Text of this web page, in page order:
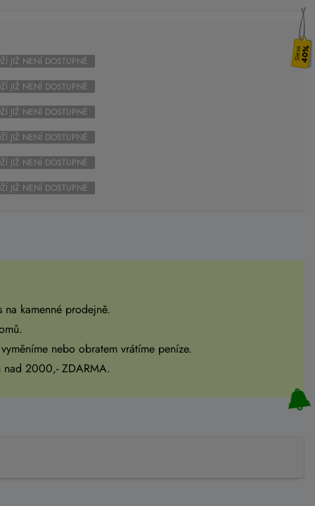
40%
JIŽ NENÍ DOSTUPNÉ
JIŽ NENÍ DOSTUPNÉ
JIŽ NENÍ DOSTUPNÉ
JIŽ NENÍ DOSTUPNÉ
JIŽ NENÍ DOSTUPNÉ
JIŽ NENÍ DOSTUPNÉ
na kamenné prodejně.
nebo obratem vrátíme peníze.
nad 2000,- ZDARMA.